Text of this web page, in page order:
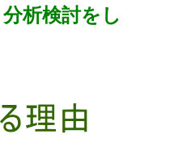
析検討をし